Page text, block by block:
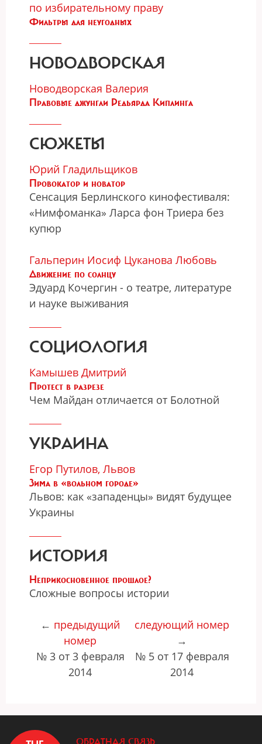
по избирательному праву
Фильтры для неугодных
НОВОДВОРСКАЯ
Новодворская Валерия
Правовые джунгли Редьярда Киплинга
СЮЖЕТЫ
Юрий Гладильщиков
Провокатор и новатор
Сенсация Берлинского кинофестиваля:
«Нимфоманка» Ларса фон Триера без
купюр
Гальперин Иосиф Цуканова Любовь
Движение по солнцу
Эдуард Кочергин - о театре, литературе
и науке выживания
СОЦИОЛОГИЯ
Камышев Дмитрий
Протест в разрезе
Чем Майдан отличается от Болотной
УКРАИНА
Егор Путилов, Львов
Зима в «вольном городе»
Львов: как «западенцы» видят будущее
Украины
ИСТОРИЯ
Неприкосновенное прошлое?
Сложные вопросы истории
← предыдущий
номер
№ 3 от 3 февраля
2014
следующий номер
→
№ 5 от 17 февраля
2014
ОБРАТНАЯ СВЯЗЬ